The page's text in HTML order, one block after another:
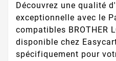
Découvrez une qualité
exceptionnelle avec le
compatibles BROTHER
disponible chez
spécifiquement pour